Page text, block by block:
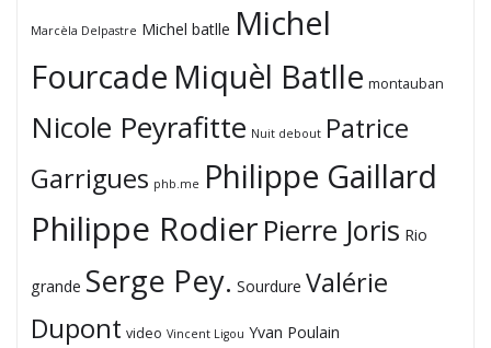
Marcèla Delpastre Michel batlle Michel
Fourcade Miquèl Batlle montauban
Nicole Peyrafitte Nuit debout Patrice
Garrigues phb.me Philippe Gaillard
Philippe Rodier Pierre Joris Rio
grande Serge Pey. Sourdure Valérie
Dupont video Vincent Ligou Yvan Poulain